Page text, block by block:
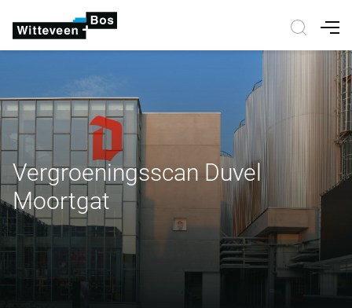
Vergroeningsscan Duvel
Moortgat